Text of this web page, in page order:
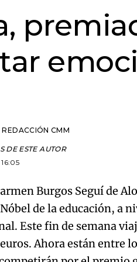
REDACCIÓN CMM
DE ESTE AUTOR
Burgos Seguí de
de la educación, a
Este fin de semana
Ahora están entre